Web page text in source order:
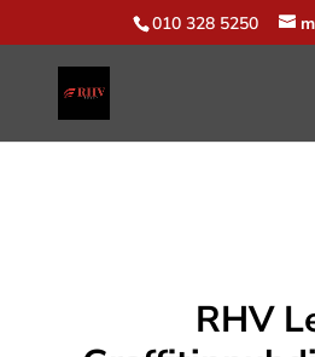
010 328 5250
RHV